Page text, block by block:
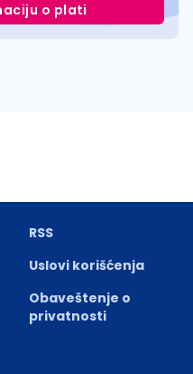
o plati
RSS
Uslovi korišćenja
Obaveštenje o
privatnosti